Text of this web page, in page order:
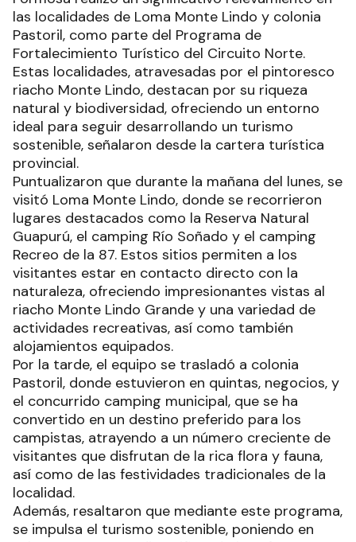
las localidades de Loma Monte Lindo y colonia
Pastoril, como parte del Programa de
Fortalecimiento Turístico del Circuito Norte.
Estas localidades, atravesadas por el pintoresco
riacho Monte Lindo, destacan por su riqueza
natural y biodiversidad, ofreciendo un entorno
ideal para seguir desarrollando un turismo
sostenible, señalaron desde la cartera turística
provincial.
Puntualizaron que durante la mañana del lunes, se
visitó Loma Monte Lindo, donde se recorrieron
lugares destacados como la Reserva Natural
Guapurú, el camping Río Soñado y el camping
Recreo de la 87. Estos sitios permiten a los
visitantes estar en contacto directo con la
naturaleza, ofreciendo impresionantes vistas al
riacho Monte Lindo Grande y una variedad de
actividades recreativas, así como también
alojamientos equipados.
Por la tarde, el equipo se trasladó a colonia
Pastoril, donde estuvieron en quintas, negocios, y
el concurrido camping municipal, que se ha
convertido en un destino preferido para los
campistas, atrayendo a un número creciente de
visitantes que disfrutan de la rica flora y fauna,
así como de las festividades tradicionales de la
localidad.
Además, resaltaron que mediante este programa,
se impulsa el turismo sostenible, poniendo en